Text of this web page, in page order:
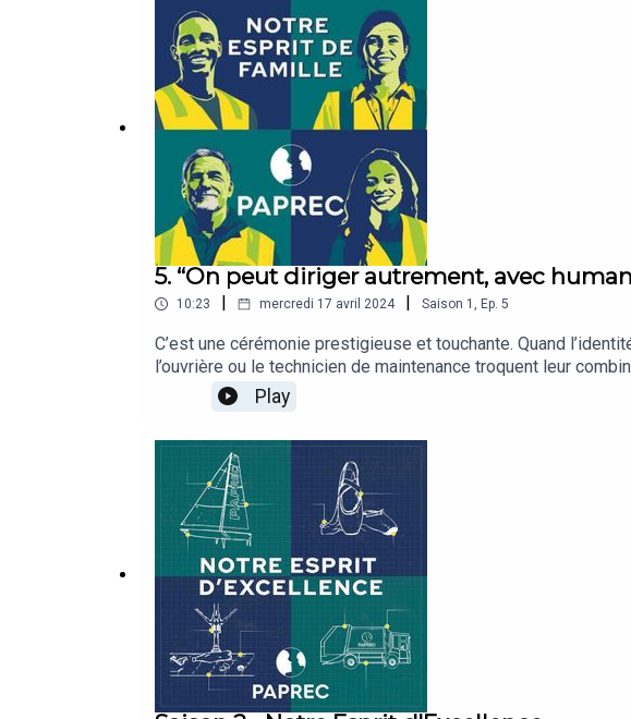
5. “On peut diriger autrement, avec
10:23 | mercredi 17 avril 2024 | Saison 1 , Ep. 5
C’est une cérémonie prestigieuse et touchante. Quand
l’ouvrière ou le technicien de maintenance troquent leur
sous l’ovation de ses collègues, la reconnaissance de son
de voûte de la maison Paprec.
Play